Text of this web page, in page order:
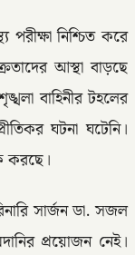
পরীক্ষা নিশ্চিত করে
আস্থা বাড়ছে
বাহিনীর টহলের
ঘটনা ঘটেনি।
করছে।
সার্জন ডা. সজল
প্রয়োজন নেই।